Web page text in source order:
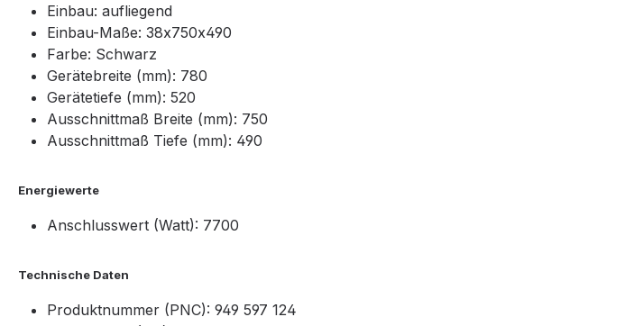
Einbau: aufliegend
Einbau-Maße: 38x750x490
Farbe: Schwarz
Gerätebreite (mm): 780
Gerätetiefe (mm): 520
Ausschnittmaß Breite (mm): 750
Ausschnittmaß Tiefe (mm): 490
Energiewerte
Anschlusswert (Watt): 7700
Technische Daten
Produktnummer (PNC): 949 597 124